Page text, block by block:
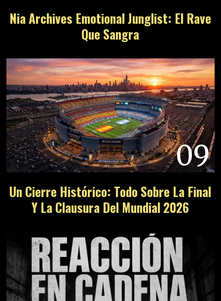
Nia Archives Emotional Junglist: El Rave
Que Sangra
09
Un Cierre Histórico: Todo Sobre La Final
Y La Clausura Del Mundial 2026